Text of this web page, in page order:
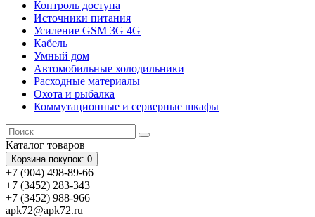
Контроль доступа
Источники питания
Усиление GSM 3G 4G
Кабель
Умный дом
Автомобильные холодильники
Расходные материалы
Охота и рыбалка
Коммутационные и серверные шкафы
Каталог товаров
Корзина покупок: 0
+7 (904) 498-89-66
+7 (3452) 283-343
+7 (3452) 988-966
apk72@apk72.ru